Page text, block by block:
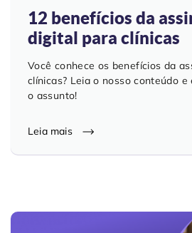
12 benefícios da
digital para clínicas
Você conhece os benefícios da
clínicas? Leia o nosso conteúdo
o assunto!
Leia mais